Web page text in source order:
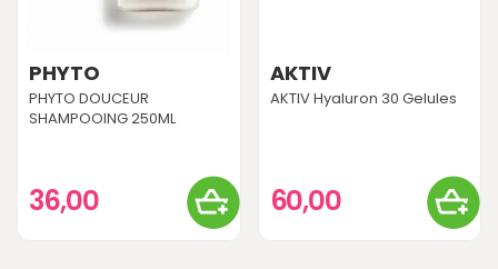
PHYTO
PHYTO DOUCEUR
SHAMPOOING 250ML
36,00
AKTIV
AKTIV Hyaluron 30 Gelules
60,00